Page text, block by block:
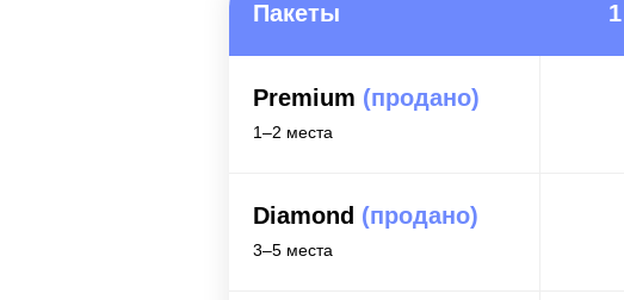
Пакеты
Premium (продано)
1–2 места
Diamond (продано)
3–5 места